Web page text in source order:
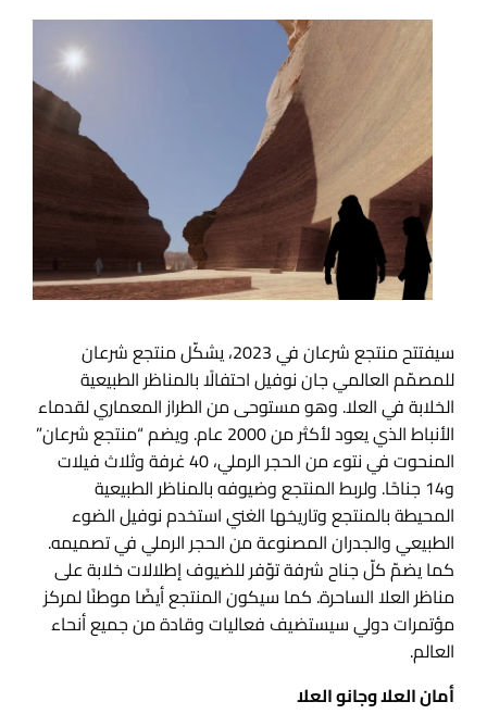
سيفتتح منتجع شرعان في 2023، يشكّل منتجع شرعان
للمصمّم العالمي جان نوفيل احتفالًا بالمناظر الطبيعية
الخلابة في العلا. وهو مستوحى من الطراز المعماري لقدماء
الأنباط الذي يعود لأكثر من 2000 عام. ويضم “منتجع شرعان”
المنحوت في نتوء من الحجر الرملي، 40 غرفة وثلاث فيلات
و14 جناحًا. ولربط المنتجع وضيوفه بالمناظر الطبيعية
المحيطة بالمنتجع وتاريخها الغني استخدم نوفيل الضوء
الطبيعي والجدران المصنوعة من الحجر الرملي في تصميمه.
كما يضمّ كلّ جناح شرفة توّفر للضيوف إطلالات خلابة على
مناظر العلا الساحرة. كما سيكون المنتجع أيضًا موطنًا لمركز
مؤتمرات دولي سيستضيف فعاليات وقادة من جميع أنحاء
العالم.
أمان العلا وجانو العلا